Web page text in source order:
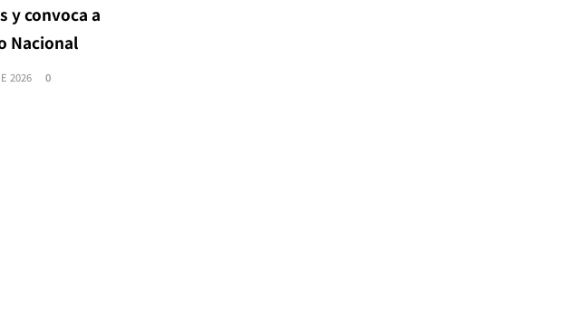
y convoca a
Nacional
2026 0